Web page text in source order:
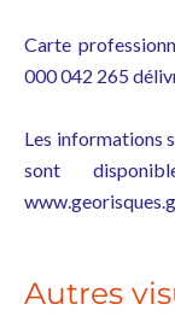
Carte
000 042 265
Les informations
sont
Autres